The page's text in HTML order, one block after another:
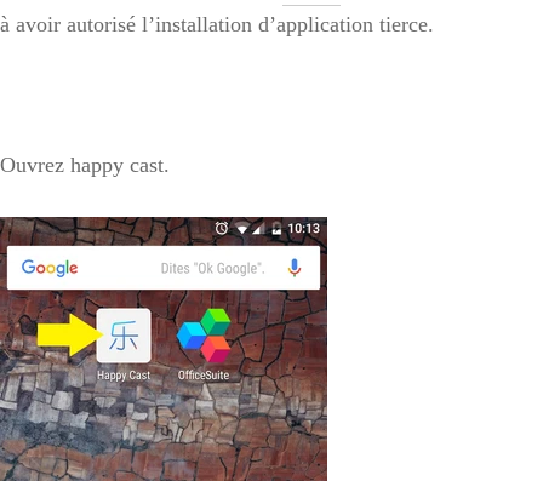
à avoir autorisé l’installation d’application tierce.
Ouvrez happy cast.